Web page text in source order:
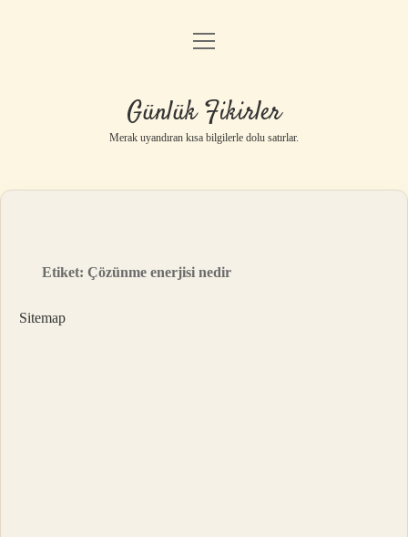
Anasayfa
Yasal Uyarı
menüyü
Günlük Fikirler
Merak uyandıran kısa bilgilerle dolu satırlar.
Etiket:Çözünme enerjisi nedir
Sitemap